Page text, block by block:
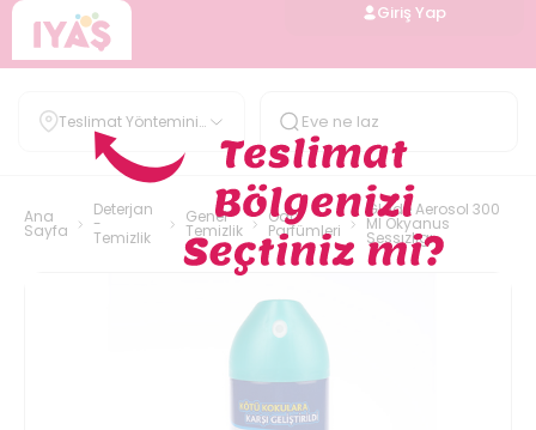
Giriş Yap
Teslimat Yöntemini
Belirle
Ana
Sayfa
Deterjan
-
Temizlik
Genel
Temizlik
Oda
Parfümleri
Glade Aerosol 300
Ml Okyanus
Sessızlıgı